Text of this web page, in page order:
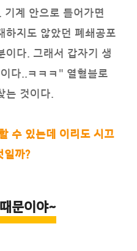
계 안으로 들어가면
하지도 않았던 폐쇄공포
이다. 그래서 갑자기 생
다..ㅋㅋㅋ" 열혈블로
는 것이다.
수 있는데 이리도 시끄
일까?
문이야~